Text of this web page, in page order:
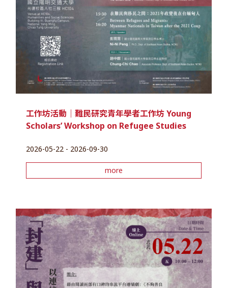
工作坊活動｜難民研究青年學者工作坊 Young
Scholars’ Workshop on Refugee Studies
2026-05-22 - 2026-09-30
more